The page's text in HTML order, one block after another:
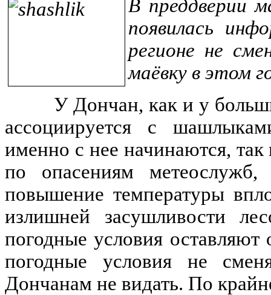
В преддверии
появилась
регионе не
маёвку в этом
У Дончан, как и у
ассоциируется с
именно с нее начинаются,
по опасениям
повышение температуры
излишней засушливости
погодные условия
погодные условия не
Дончанам не видать. По